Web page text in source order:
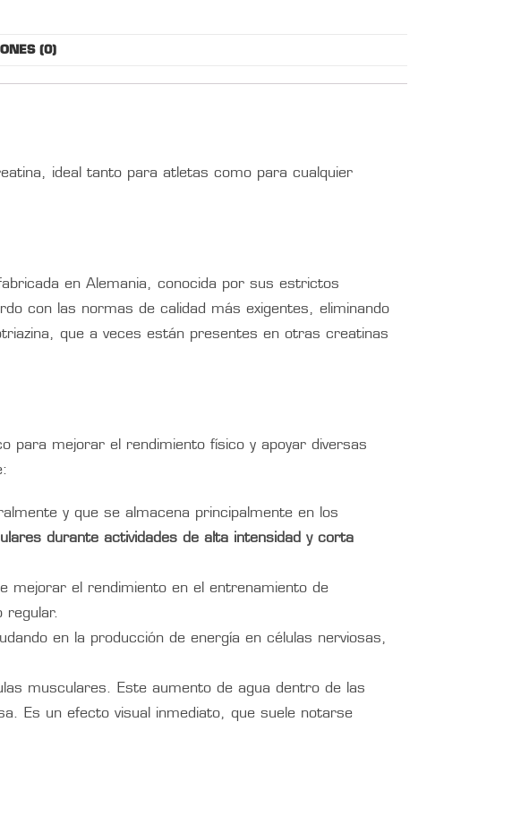
(0)
ideal tanto para atletas como para cualquier
en Alemania, conocida por sus estrictos
con las normas de calidad más exigentes, eliminando
que a veces están presentes en otras creatinas
para mejorar el rendimiento físico y apoyar diversas
y que se almacena principalmente en los
durante actividades de alta intensidad y corta
mejorar el rendimiento en el entrenamiento de
regular.
en la producción de energía en células nerviosas,
musculares. Este aumento de agua dentro de las
Es un efecto visual inmediato, que suele notarse